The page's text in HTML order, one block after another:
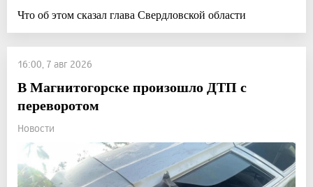
Что об этом сказал глава Свердловской области
16:00, 7 авг 2026
В Магнитогорске произошло ДТП с
переворотом
Новости